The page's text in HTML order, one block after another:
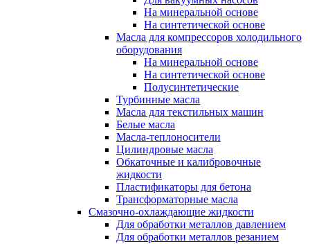
На минеральной основе
На синтетической основе
Масла для компрессоров холодильного
оборудования
На минеральной основе
На синтетической основе
Полусинтетические
Турбинные масла
Масла для текстильных машин
Белые масла
Масла-теплоносители
Цилиндровые масла
Обкаточные и калибровочные
жидкости
Пластификаторы для бетона
Трансформаторные масла
Смазочно-охлаждающие жидкости
Для обработки металлов давлением
Для обработки металлов резанием